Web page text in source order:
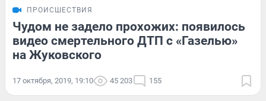
ПРОИСШЕСТВИЯ
Чудом не задело прохожих: появилось
видео смертельного ДТП с «Газелью»
на Жуковского
17 октября, 2019, 19:10 45 203 155